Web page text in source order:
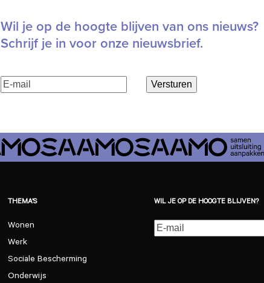
Wil je op de hoogte blijven van ons nieuws?
Schrijf je in voor onze nieuwsbrief.
E-
mailadres(Vereist)
Versturen
THEMA’S
Wonen
Werk
Sociale Bescherming
Onderwijs
WIL JE OP DE HOOGTE BLIJVEN?
E-
mailadres(Vereist)